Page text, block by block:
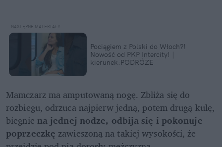
Pociągiem z Polski do Włoch?!
Nowość od PKP Intercity! |
kierunek:PODRÓŻE
Mamczarz ma amputowaną nogę. Zbliża się do
rozbiegu, odrzuca najpierw jedną, potem drugą kulę,
biegnie na jednej nodze, odbija się i pokonuje
poprzeczkę zawieszoną na takiej wysokości, że